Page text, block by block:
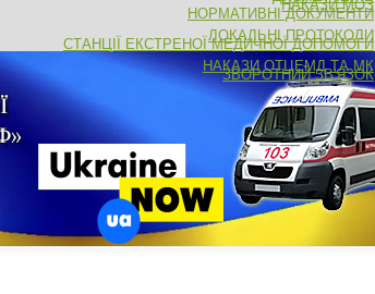
НОРМАТИВНІ ДОКУМЕНТИ
НАКАЗИ МОЗ
ЛОКАЛЬНІ ПРОТОКОЛИ
НАКАЗИ ОТЦЕМД ТА МК
СТАНЦІЇ ЕКСТРЕНОЇ МЕДИЧНОЇ ДОПОМОГИ
ЗВОРОТНИЙ ЗВ'ЯЗОК